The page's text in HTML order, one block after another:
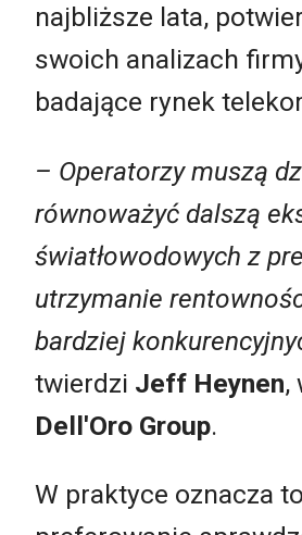
najbliższe lata,
swoich analizach
badające rynek
– Operatorzy muszą
równoważyć dalszą
światłowodowych z
utrzymanie
bardziej
twierdzi Jeff Heynen,
Dell'Oro Group.
W praktyce oznacza to